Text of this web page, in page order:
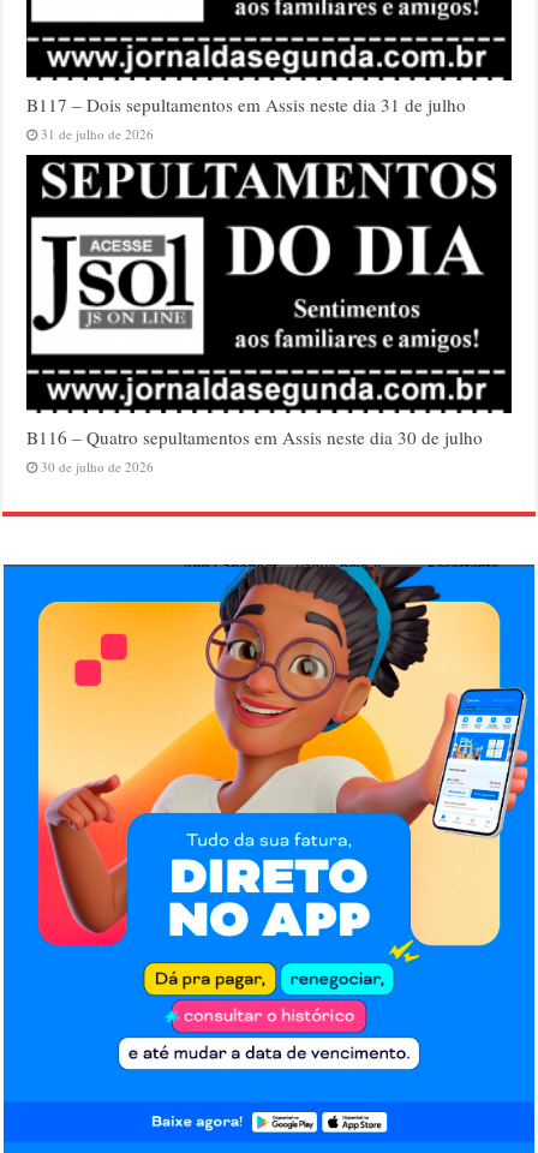
B117 – Dois sepultamentos em Assis neste dia 31 de julho
31 de julho de 2026
B116 – Quatro sepultamentos em Assis neste dia 30 de julho
30 de julho de 2026